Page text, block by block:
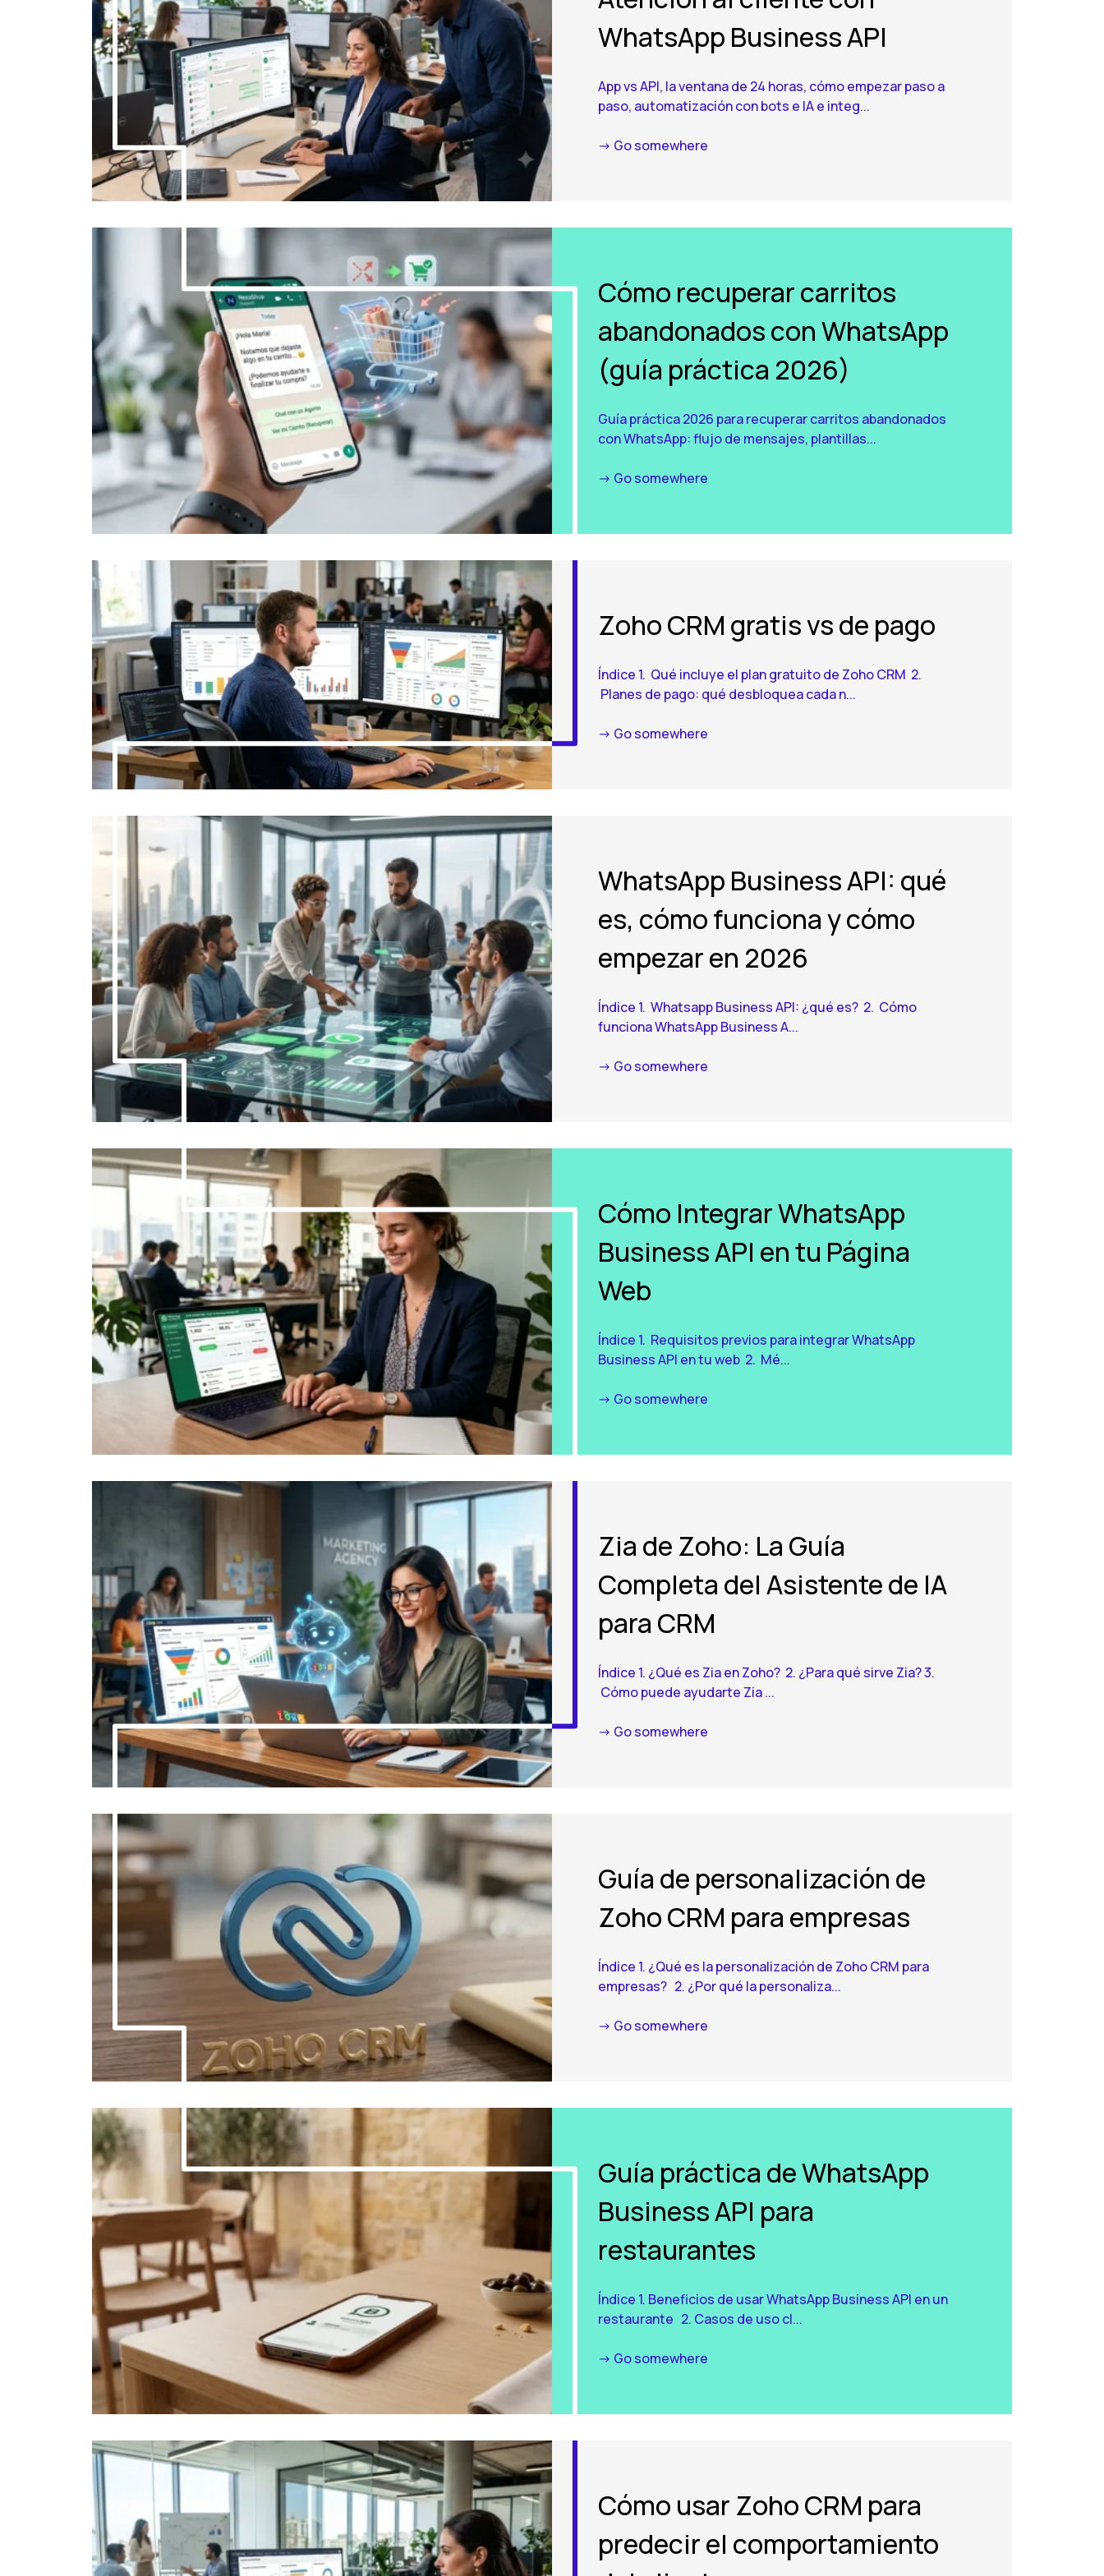
WhatsApp Business API
App vs API, la ventana de 24 horas, cómo empezar paso a
paso, automatización con bots e IA e integ...
-> Go somewhere
Cómo recuperar carritos
abandonados con WhatsApp
(guía práctica 2026)
Guía práctica 2026 para recuperar carritos abandonados
con WhatsApp: flujo de mensajes, plantillas...
-> Go somewhere
Zoho CRM gratis vs de pago
Índice 1. Qué incluye el plan gratuito de Zoho CRM 2.
Planes de pago: qué desbloquea cada n...
-> Go somewhere
WhatsApp Business API: qué
es, cómo funciona y cómo
empezar en 2026
Índice 1. Whatsapp Business API: ¿qué es? 2. Cómo
funciona WhatsApp Business A...
-> Go somewhere
Cómo Integrar WhatsApp
Business API en tu Página
Web
Índice 1. Requisitos previos para integrar WhatsApp
Business API en tu web 2. Mé...
-> Go somewhere
Zia de Zoho: La Guía
Completa del Asistente de IA
para CRM
Índice 1. ¿Qué es Zia en Zoho? 2. ¿Para qué sirve Zia? 3.
Cómo puede ayudarte Zia ...
-> Go somewhere
Guía de personalización de
Zoho CRM para empresas
Índice 1. ¿Qué es la personalización de Zoho CRM para
empresas? 2. ¿Por qué la personaliza...
-> Go somewhere
Guía práctica de WhatsApp
Business API para
restaurantes
Índice 1. Beneficios de usar WhatsApp Business API en un
restaurante 2. Casos de uso cl...
-> Go somewhere
Cómo usar Zoho CRM para
predecir el comportamiento